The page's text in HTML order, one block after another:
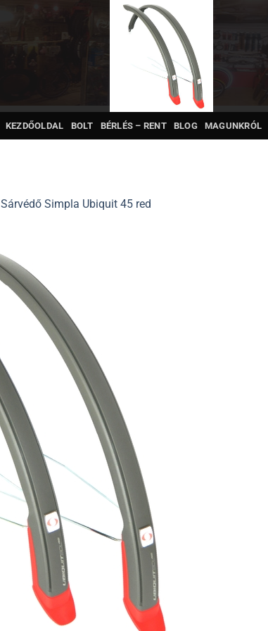
KEZDŐOLDAL BOLT BÉRLÉS – RENT BLOG MAGUNKRÓL
Sárvédő Simpla Ubiquit 45 red